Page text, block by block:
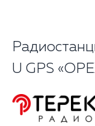
U GPS